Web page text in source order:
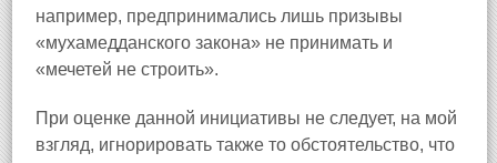
например, предпринимались лишь призывы
«мухамедданского закона» не принимать и
«мечетей не строить».
При оценке данной инициативы не следует, на мой
взгляд, игнорировать также то обстоятельство, что